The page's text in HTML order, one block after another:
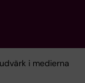
i medierna